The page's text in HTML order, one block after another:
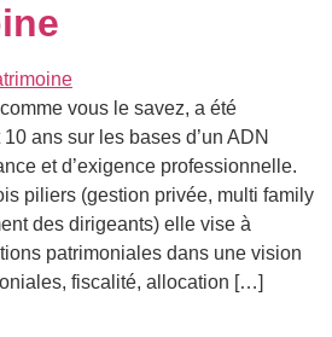
vous le savez, a été
ans sur les bases d’un ADN
et d’exigence professionnelle.
piliers (gestion privée, multi family
des dirigeants) elle vise à
patrimoniales dans une vision
fiscalité, allocation […]